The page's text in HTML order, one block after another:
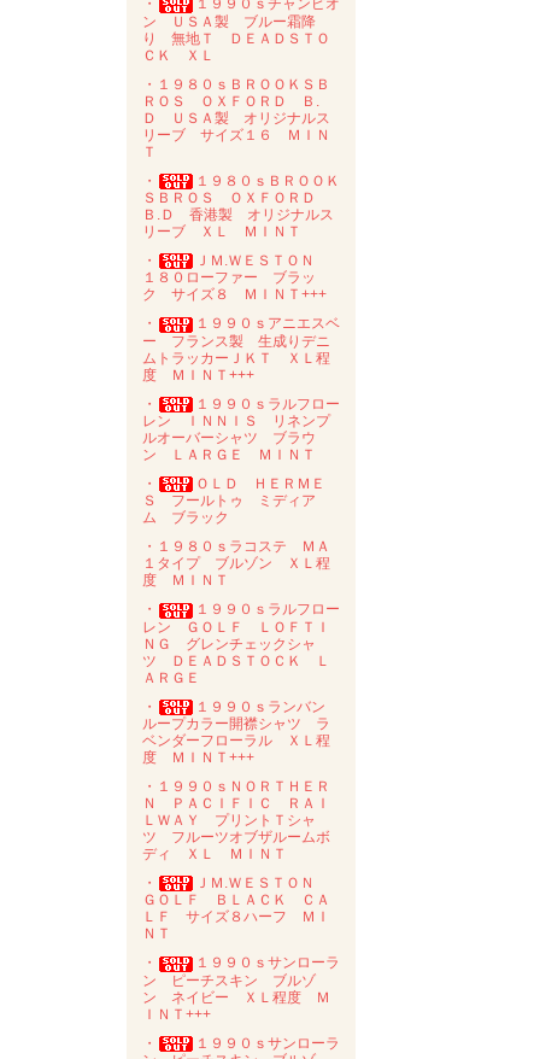
・
１９９０ｓチャンピオ
ン ＵＳＡ製 ブルー霜降
り 無地Ｔ ＤＥＡＤＳＴＯ
ＣＫ ＸＬ
・１９８０ｓＢＲＯＯＫＳＢ
ＲＯＳ ＯＸＦＯＲＤ Ｂ.
Ｄ ＵＳＡ製 オリジナルス
リーブ サイズ１６ ＭＩＮ
Ｔ
・
１９８０ｓＢＲＯＯＫ
ＳＢＲＯＳ ＯＸＦＯＲＤ
Ｂ.Ｄ 香港製 オリジナルス
リーブ ＸＬ ＭＩＮＴ
・
ＪＭ.ＷＥＳＴＯＮ
１８０ローファー ブラッ
ク サイズ８ ＭＩＮＴ+++
・
１９９０ｓアニエスベ
ー フランス製 生成りデニ
ムトラッカーＪＫＴ ＸＬ程
度 ＭＩＮＴ+++
・
１９９０ｓラルフロー
レン ＩＮＮＩＳ リネンプ
ルオーバーシャツ ブラウ
ン ＬＡＲＧＥ ＭＩＮＴ
・
ＯＬＤ ＨＥＲＭＥ
Ｓ フールトゥ ミディア
ム ブラック
・１９８０ｓラコステ ＭＡ
１タイプ ブルゾン ＸＬ程
度 ＭＩＮＴ
・
１９９０ｓラルフロー
レン ＧＯＬＦ ＬＯＦＴＩ
ＮＧ グレンチェックシャ
ツ ＤＥＡＤＳＴＯＣＫ Ｌ
ＡＲＧＥ
・
１９９０ｓランバン
ループカラー開襟シャツ ラ
ベンダーフローラル ＸＬ程
度 ＭＩＮＴ+++
・１９９０ｓＮＯＲＴＨＥＲ
Ｎ ＰＡＣＩＦＩＣ ＲＡＩ
ＬＷＡＹ プリントＴシャ
ツ フルーツオブザルームボ
ディ ＸＬ ＭＩＮＴ
・
ＪＭ.ＷＥＳＴＯＮ
ＧＯＬＦ ＢＬＡＣＫ ＣＡ
ＬＦ サイズ８ハーフ ＭＩ
ＮＴ
・
１９９０ｓサンローラ
ン ピーチスキン ブルゾ
ン ネイビー ＸＬ程度 Ｍ
ＩＮＴ+++
・
１９９０ｓサンローラ